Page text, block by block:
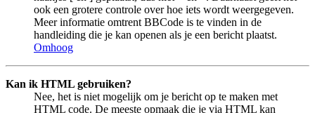
ook een grotere controle over hoe iets wordt weergegeven.
Meer informatie omtrent BBCode is te vinden in de
handleiding die je kan openen als je een bericht plaatst.
Omhoog
Kan ik HTML gebruiken?
Nee, het is niet mogelijk om je bericht op te maken met
HTML code. De meeste opmaak die je via HTML kan